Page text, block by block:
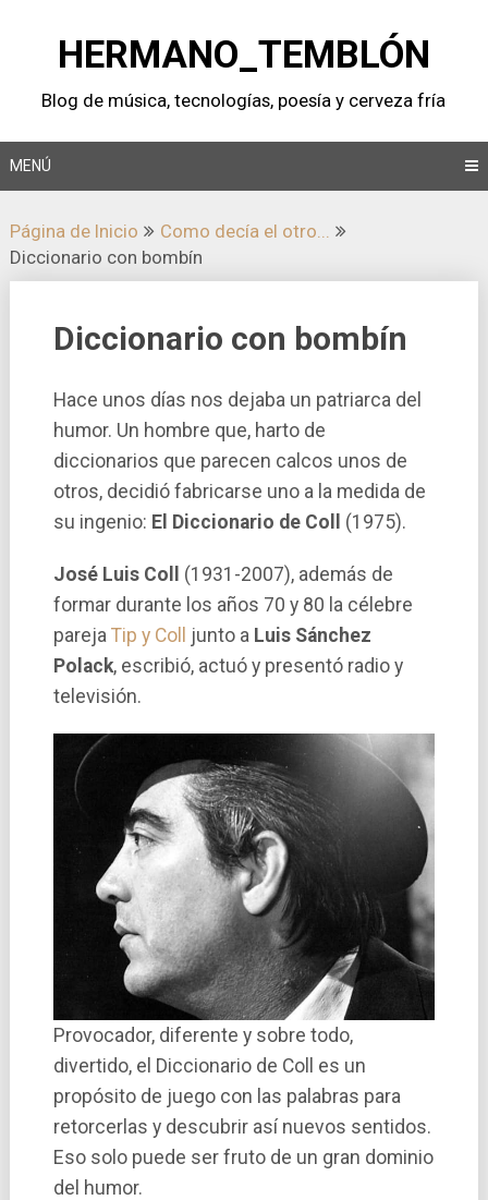
contenidoHERMANO_TEMBLÓN
Blog de música, tecnologí­as, poesí­a y cerveza frí­a
MENÚ
Página de Inicio
Como decí­a el otro...
Diccionario con bombí­n
Diccionario con bombí­n
Hace unos dí­as nos dejaba un patriarca del
humor. Un hombre que, harto de
diccionarios que parecen calcos unos de
otros, decidió fabricarse uno a la medida de
su ingenio: El Diccionario de Coll (1975).
José Luis Coll
(1931-2007), además de
formar durante los años 70 y 80 la célebre
pareja Tip y Coll junto a Luis Sánchez
Polack, escribió, actuó y presentó radio y
televisión.
Provocador, diferente y sobre todo,
divertido, el Diccionario de Coll es un
propósito de juego con las palabras para
retorcerlas y descubrir así nuevos sentidos.
Eso solo puede ser fruto de un gran dominio
del humor.